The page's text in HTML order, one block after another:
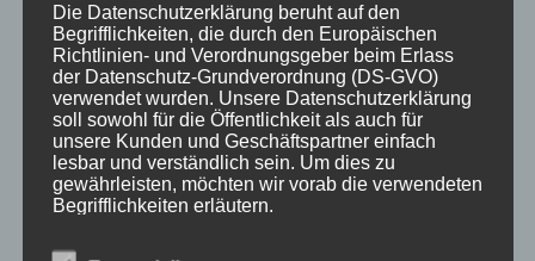
KATEGORIEN
Aktuelle Fakten und Umfragen
Aktuelles vom MP
Allgemein
Impulse zur persönlichen Reflexion
Die Datenschutzerklärung beruht auf den
Begrifflichkeiten, die durch den Europäischen
Richtlinien- und Verordnungsgeber beim Erlass
der Datenschutz-Grundverordnung (DS-GVO)
verwendet wurden. Unsere Datenschutzerklärung
soll sowohl für die Öffentlichkeit als auch für
unsere Kunden und Geschäftspartner einfach
lesbar und verständlich sein. Um dies zu
gewährleisten, möchten wir vorab die verwendeten
Begrifflichkeiten erläutern.